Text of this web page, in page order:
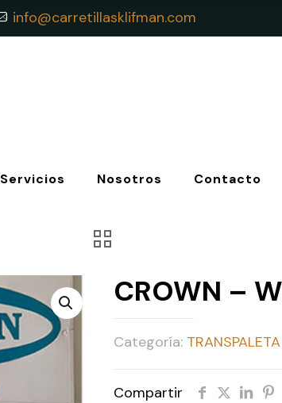
info@carretillasklifman.com
Servicios Nosotros Contacto
CROWN –
Categoría:
Compartir